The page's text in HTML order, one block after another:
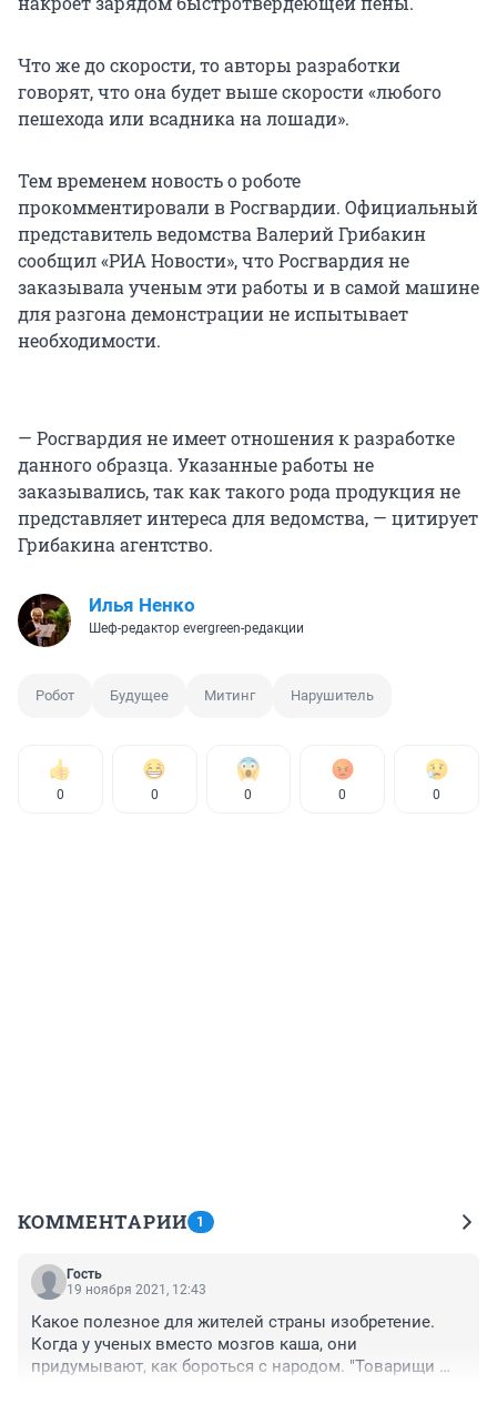
Что же до скорости, то авторы разработки
говорят, что она будет выше скорости «любого
пешехода или всадника на лошади».
Тем временем новость о роботе
прокомментировали в Росгвардии. Официальный
представитель ведомства Валерий Грибакин
сообщил «РИА Новости», что Росгвардия не
заказывала ученым эти работы и в самой машине
для разгона демонстрации не испытывает
необходимости.
— Росгвардия не имеет отношения к разработке
данного образца. Указанные работы не
заказывались, так как такого рода продукция не
представляет интереса для ведомства, — цитирует
Грибакина агентство.
Илья Ненко
Шеф-редактор evergreen-редакции
Робот Будущее Митинг Нарушитель
0 0 0 0 0
КОММЕНТАРИИ 1
Гость
19 ноября 2021, 12:43
Какое полезное для жителей страны изобретение.
Когда у ученых вместо мозгов каша, они
придумывают, как бороться с народом. "Товарищи